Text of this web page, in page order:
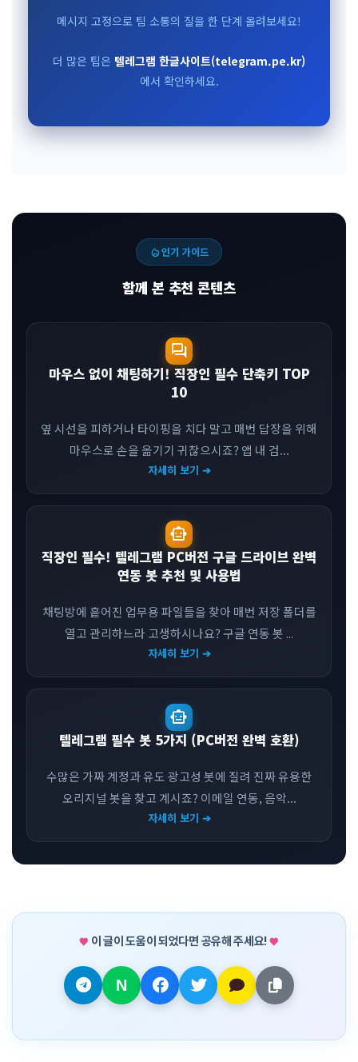
메시지 고정으로 팀 소통의 질을 한 단계 올려보세요!
더 많은 팁은 텔레그램 한글사이트(telegram.pe.kr)
에서 확인하세요.
local_fire_department인기 가이드
함께 본 추천 콘텐츠
forum
마우스 없이 채팅하기! 직장인 필수 단축키 TOP
10
옆 시선을 피하거나 타이핑을 치다 말고 매번 답장을 위해
마우스로 손을 옮기기 귀찮으시죠? 앱 내 검...
자세히 보기 ➔
smart_toy
직장인 필수! 텔레그램 PC버전 구글 드라이브 완벽
연동 봇 추천 및 사용법
채팅방에 흩어진 업무용 파일들을 찾아 매번 저장 폴더를
열고 관리하느라 고생하시나요? 구글 연동 봇 ...
자세히 보기 ➔
smart_toy
텔레그램 필수 봇 5가지 (PC버전 완벽 호환)
수많은 가짜 계정과 유도 광고성 봇에 질려 진짜 유용한
오리지널 봇을 찾고 계시죠? 이메일 연동, 음악...
자세히 보기 ➔
이 글이 도움이 되었다면 공유해 주세요!